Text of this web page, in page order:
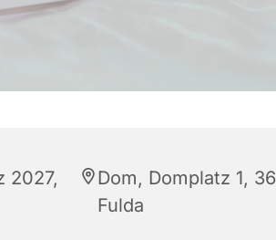
2027,
Dom, Domplatz 1,
Fulda